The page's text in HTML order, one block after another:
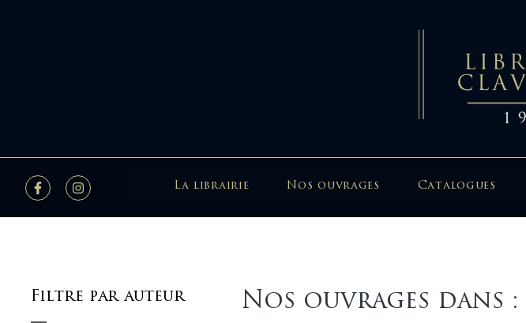
La librairie Nos ouvrages Catalogues
Filtre par auteur Nos ouvrages dans